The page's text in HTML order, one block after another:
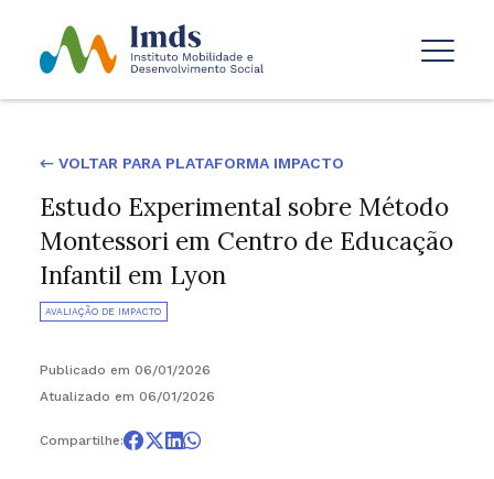
← VOLTAR PARA PLATAFORMA IMPACTO
Estudo Experimental sobre Método
Montessori em Centro de Educação
Infantil em Lyon
AVALIAÇÃO DE IMPACTO
Publicado em 06/01/2026
Atualizado em 06/01/2026
Compartilhe: